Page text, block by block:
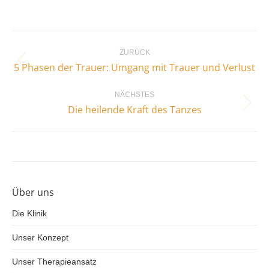
ZURÜCK
Vorheriger
5 Phasen der Trauer: Umgang mit Trauer und Verlust
NÄCHSTES
Nächster
Die heilende Kraft des Tanzes
Über uns
Die Klinik
Unser Konzept
Unser Therapieansatz